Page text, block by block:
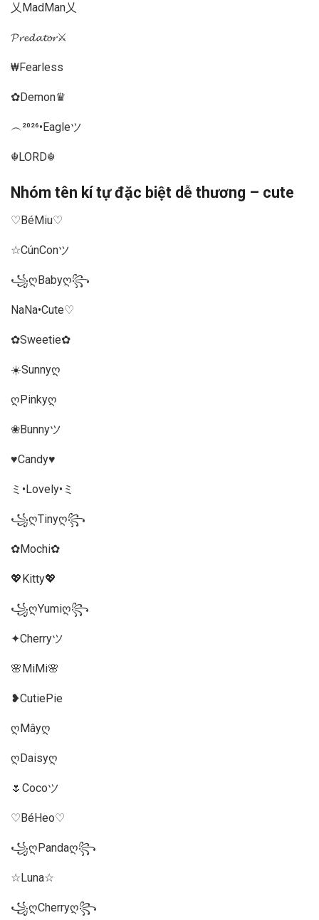
乂MadMan乂
𝓟𝓻𝓮𝓭𝓪𝓽𝓸𝓻⚔️
₩Fearless
✿Demon♛
︵²⁰²⁶•Eagleツ
☬LORD☬
Nhóm tên kí tự đặc biệt dễ thương – cute
♡BéMiu♡
☆CúnConツ
꧁ღBabyღ꧂
NaNa•Cute♡
✿Sweetie✿
☀️Sunnyღ
ღPinkyღ
❀Bunnyツ
♥Candy♥
ミ•Lovely•ミ
꧁ღTinyღ꧂
✿Mochi✿
💖Kitty💖
꧁ღYumiღ꧂
✦Cherryツ
🌸MiMi🌸
❥CutiePie
ღMâyღ
ღDaisyღ
🌷Cocoツ
♡BéHeo♡
꧁ღPandaღ꧂
☆Luna☆
꧁ღCherryღ꧂